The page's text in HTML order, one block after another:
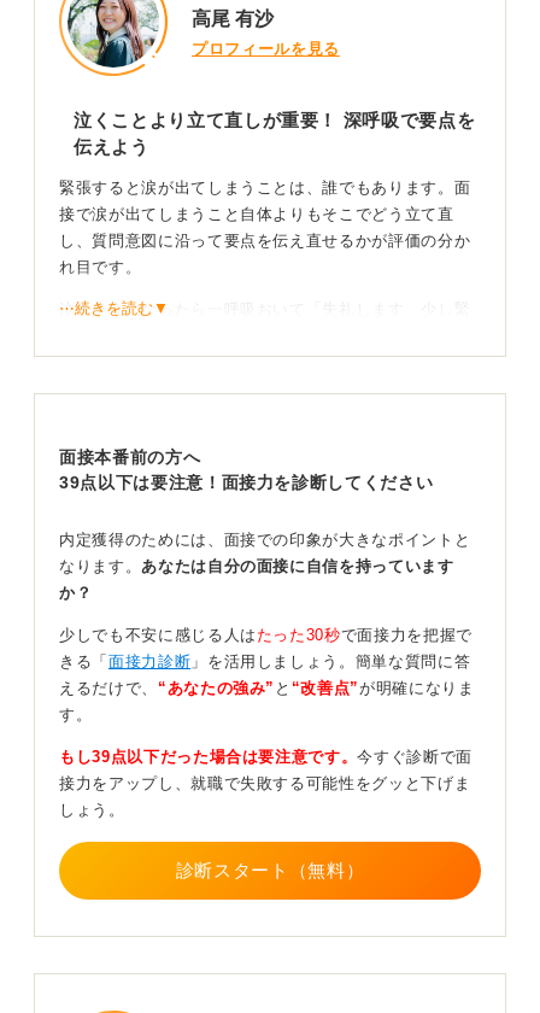
高尾 有沙
プロフィールを見る
泣くことより立て直しが重要！ 深呼吸で要点を
伝えよう
緊張すると涙が出てしまうことは、誰でもあります。面
接で涙が出てしまうこと自体よりもそこでどう立て直
し、質問意図に沿って要点を伝え直せるかが評価の分か
れ目です。
泣きそうになったら一呼吸おいて「失礼します、少し緊
し、深呼吸のあと「結論は二点です。第一に〜、第二
準備段階では冒頭30秒（氏名・志望理由の要旨）だけを
繰り返し口慣らしし、録音して声量と間だけを確認する
自分の状況開示については、症名そのものを告げるより
「緊張で最初の1分は話が速くなりやすいので、お仕事の
上がります」
など、業務や面接の進行に必要な配慮と有効な対処を具
体に伝えるほうが誤解を招きません。
動揺しても仕事を進める姿勢が鍵！ 有効な対処法を
もし入社後の継続的な配慮が必要なら、面接中に伝える
のではなく内定後に人事と相談するのが無難です。
志望理由の要点は次の通りです」と短く整理した再提示
⋯続きを読む▼
面接本番前の方へ
39点以下は要注意！面接力を診断してください
内定獲得のためには、面接での印象が大きなポイントと
なります。 あなたは自分の面接に自信を持っています
か？
少しでも不安に感じる人は たった30秒で面接力を把握で
きる「 面接力診断 」を活用しましょう。簡単な質問に答
えるだけで、 “あなたの強み” と “改善点”が明確になりま
す。
もし39点以下だった場合は要注意です。今すぐ診断で面
接力をアップし、就職で失敗する可能性をグッと下げま
しょう。
診断スタート（無料）